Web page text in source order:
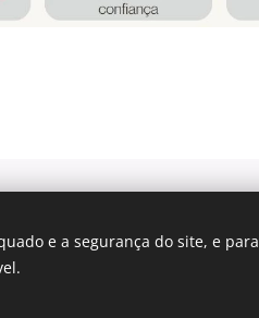
e a segurança do site, e para